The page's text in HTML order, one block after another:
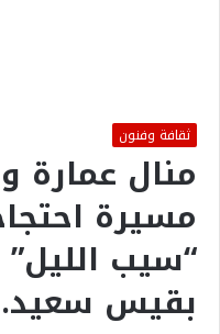
ثقافة وفنون
منال عمارة
مسيرة
“سيب
بقيس